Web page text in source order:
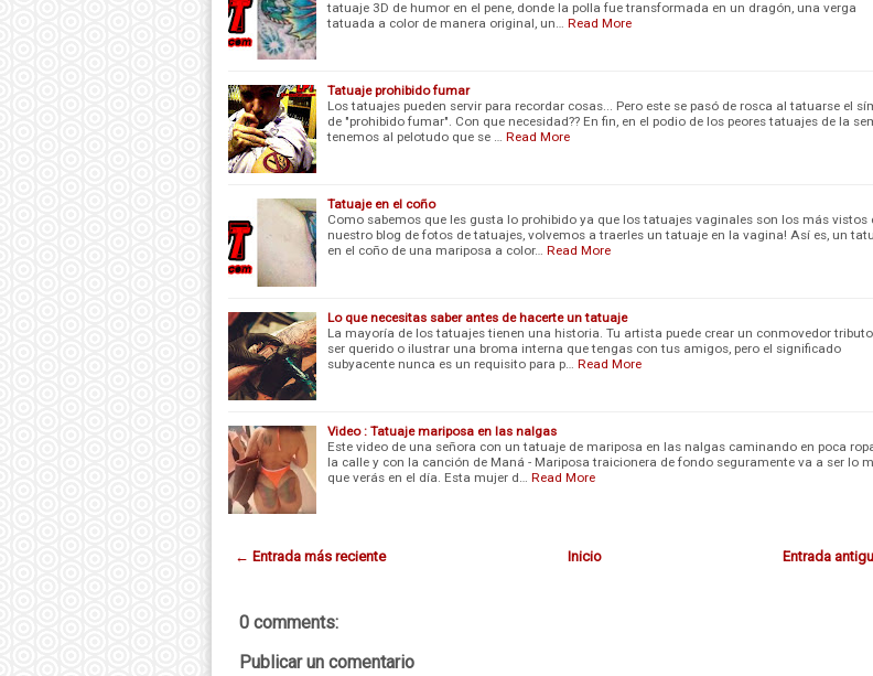
tatuaje 3D de humor en el pene, donde la polla fue transformada en un dragón, una verga
tatuada a color de manera original, un…
Read More
Tatuaje prohibido fumar
Los tatuajes pueden servir para recordar cosas... Pero este se pasó de rosca al tatuarse el
de "prohibido fumar". Con que necesidad?? En fin, en el podio de los peores tatuajes de la
tenemos al pelotudo que se …
Read More
Tatuaje en el coño
Como sabemos que les gusta lo prohibido ya que los tatuajes vaginales son los más vistos
nuestro blog de fotos de tatuajes, volvemos a traerles un tatuaje en la vagina! Así es, un
en el coño de una mariposa a color…
Read More
Lo que necesitas saber antes de hacerte un tatuaje
La mayoría de los tatuajes tienen una historia. Tu artista puede crear un conmovedor
ser querido o ilustrar una broma interna que tengas con tus amigos, pero el significado
subyacente nunca es un requisito para p…
Read More
Video : Tatuaje mariposa en las nalgas
Este video de una señora con un tatuaje de mariposa en las nalgas caminando en poca
la calle y con la canción de Maná - Mariposa traicionera de fondo seguramente va a ser lo
que verás en el día. Esta mujer d…
Read More
← Entrada más reciente Entrada
Inicio
0 comments:
Publicar un comentario